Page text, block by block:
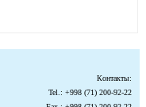
Контакты:
Tel.: +998 (71) 200-92-22